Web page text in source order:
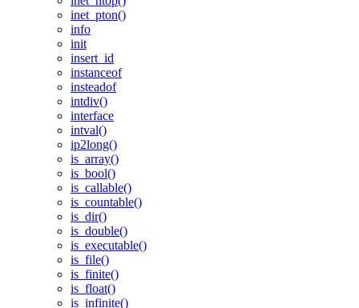
inet_pton()
info
init
insert_id
instanceof
insteadof
intdiv()
interface
intval()
ip2long()
is_array()
is_bool()
is_callable()
is_countable()
is_dir()
is_double()
is_executable()
is_file()
is_finite()
is_float()
is_infinite()